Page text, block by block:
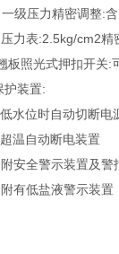
一级压力精密调整:
压力表:2.5kg/cm2
板照光式押扣开关
护装置:
低水位时自动切断电
超温自动断电装置
附安全警示装置及警
附有低盐液警示装